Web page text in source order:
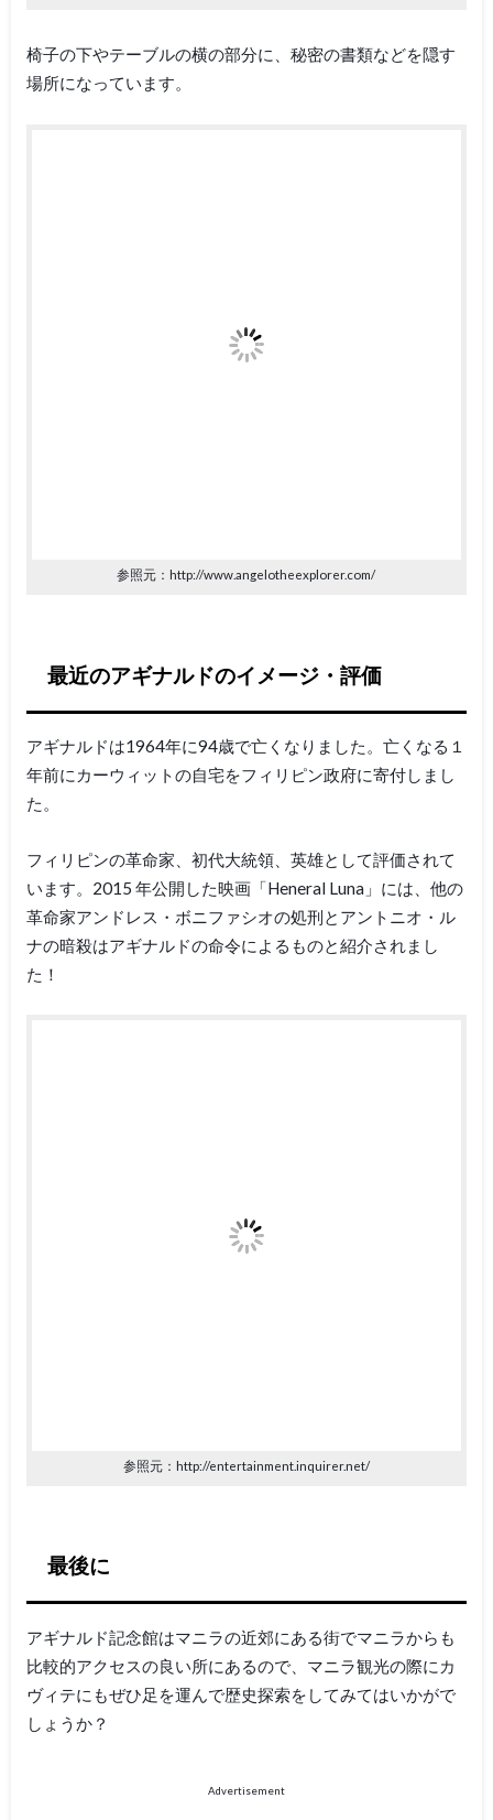
椅子の下やテーブルの横の部分に、秘密の書類などを隠す
場所になっています。
参照元：http://www.angelotheexplorer.com/
最近のアギナルドのイメージ・評価
アギナルドは1964年に94歳で亡くなりました。亡くなる１
年前にカーウィットの自宅をフィリピン政府に寄付しまし
た。
フィリピンの革命家、初代大統領、英雄として評価されて
います。2015 年公開した映画「Heneral Luna」には、他の
革命家アンドレス・ボニファシオの処刑とアントニオ・ル
ナの暗殺はアギナルドの命令によるものと紹介されまし
た！
参照元：http://entertainment.inquirer.net/
最後に
アギナルド記念館はマニラの近郊にある街でマニラからも
比較的アクセスの良い所にあるので、マニラ観光の際にカ
ヴィテにもぜひ足を運んで歴史探索をしてみてはいかがで
しょうか？
Advertisement